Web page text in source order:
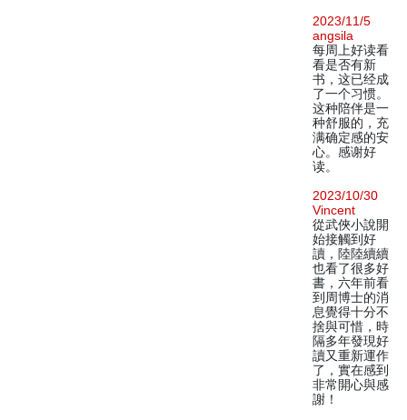
2023/11/5
angsila
每周上好读看
看是否有新
书，这已经成
了一个习惯。
这种陪伴是一
种舒服的，充
满确定感的安
心。感谢好
读。
2023/10/30
Vincent
從武俠小說開
始接觸到好
讀，陸陸續續
也看了很多好
書，六年前看
到周博士的消
息覺得十分不
捨與可惜，時
隔多年發現好
讀又重新運作
了，實在感到
非常開心與感
謝！